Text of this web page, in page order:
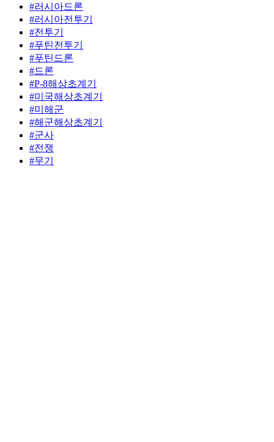
#러시아드론
#러시아전투기
#전투기
#푸틴전투기
#푸틴드론
#드론
#P-8해상초계기
#미국해상초계기
#미해군
#해군해상초계기
#군사
#전쟁
#무기